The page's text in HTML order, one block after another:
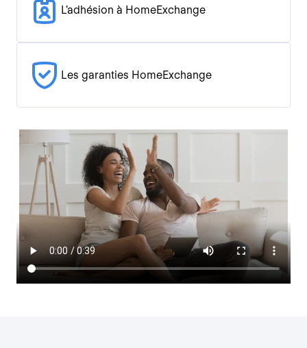
L'adhésion à HomeExchange
Les garanties HomeExchange